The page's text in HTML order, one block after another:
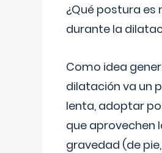
¿Qué postura es
durante la
Como idea
dilatación va un
lenta, adoptar
que aprovechen
gravedad (de pie,